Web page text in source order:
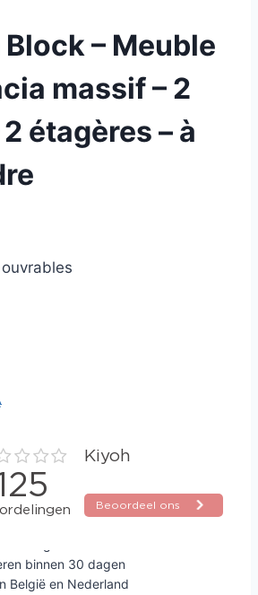
– Meuble
massif – 2
étagères – à
binnen 30 dagen
België en Nederland